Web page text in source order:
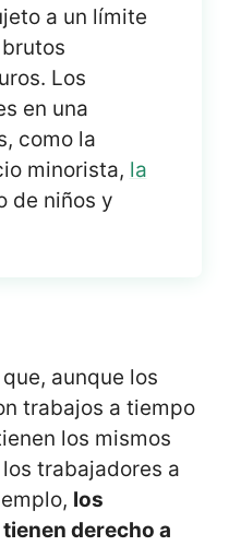
a un límite
Los
en una
como la
minorista, la
de niños y
aunque los
trabajos a tiempo
los mismos
trabajadores a
los
derecho a